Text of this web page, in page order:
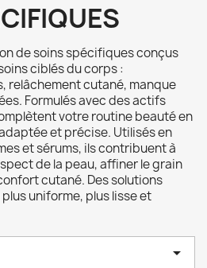
de soins spécifiques conçus
ciblés du corps :
relâchement cutané, manque
Formulés avec des actifs
votre routine beauté en
et précise. Utilisés en
et sérums, ils contribuent à
de la peau, affiner le grain
cutané. Des solutions
uniforme, plus lisse et
